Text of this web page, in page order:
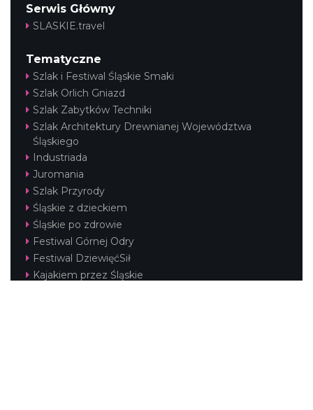
Serwis Główny
SLASKIE.travel
Tematyczne
Szlak i Festiwal Śląskie Smaki
Szlak Orlich Gniazd
Szlak Zabytków Techniki
Szlak Architektury Drewnianej Województwa
Śląskiego
Industriada
Juromania
Szlak Przyrody
Śląskie z dzieckiem
Śląskie po zdrowie
Festiwal Górnej Odry
Festiwal DziewięćSił
Kajakiem przez Śląskie